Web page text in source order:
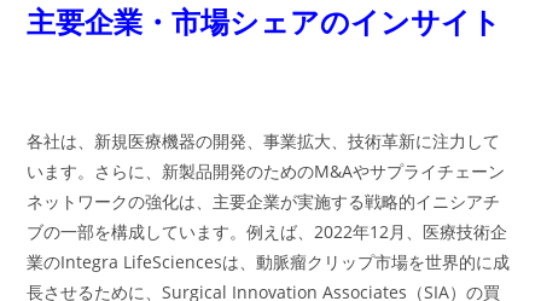
主要企業・市場シェアのインサイト
各社は、新規医療機器の開発、事業拡大、技術革新に注力して
います。さらに、新製品開発のためのM&Aやサプライチェーン
ネットワークの強化は、主要企業が実施する戦略的イニシアチ
ブの一部を構成しています。例えば、2022年12月、医療技術企
業のIntegra LifeSciencesは、動脈瘤クリップ市場を世界的に成
長させるために、Surgical Innovation Associates（SIA）の買